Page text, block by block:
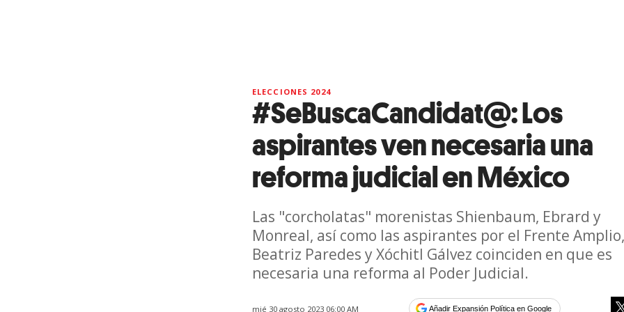
ELECCIONES 2024
#SeBuscaCandidat@: Los
aspirantes ven necesaria una
reforma judicial en México
Las "corcholatas" morenistas Shienbaum, Ebrard y
Monreal, así como las aspirantes por el Frente Amplio,
Beatriz Paredes y Xóchitl Gálvez coinciden en que es
necesaria una reforma al Poder Judicial.
mié 30 agosto 2023 06:00 AM Añadir Expansión Política en Google